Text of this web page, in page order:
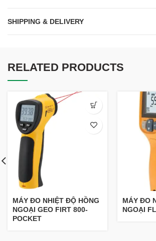
SHIPPING & DELIVERY
RELATED PRODUCTS
MÁY ĐO NHIỆT ĐỘ HỒNG
NGOẠI GEO FIRT 800-
POCKET
MÁY ĐO
NGOẠI